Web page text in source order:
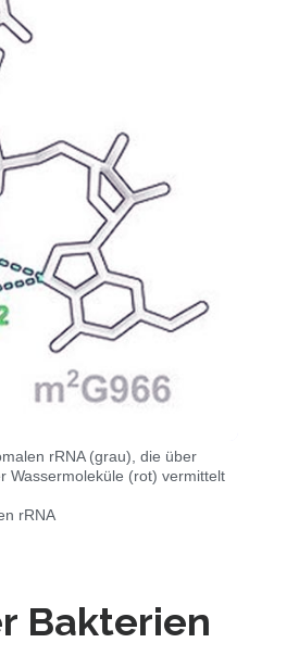
rRNA (grau), die über
Wassermoleküle (rot) vermittelt
rRNA
Bakterien